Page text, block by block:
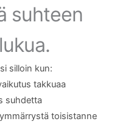
suhteen
silloin kun:
takkuaa
suhdetta
toisistanne